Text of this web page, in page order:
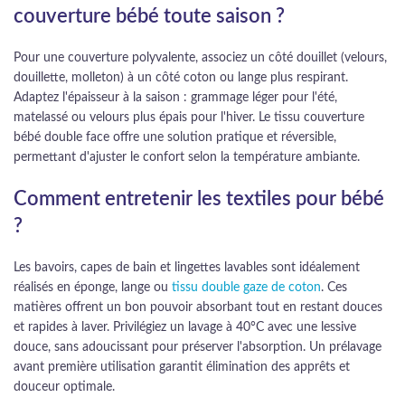
couverture bébé toute saison ?
Pour une couverture polyvalente, associez un côté douillet (velours,
douillette, molleton) à un côté coton ou lange plus respirant.
Adaptez l'épaisseur à la saison : grammage léger pour l'été,
matelassé ou velours plus épais pour l'hiver. Le tissu couverture
bébé double face offre une solution pratique et réversible,
permettant d'ajuster le confort selon la température ambiante.
Comment entretenir les textiles pour bébé
?
Les bavoirs, capes de bain et lingettes lavables sont idéalement
réalisés en éponge, lange ou tissu double gaze de coton. Ces
matières offrent un bon pouvoir absorbant tout en restant douces
et rapides à laver. Privilégiez un lavage à 40°C avec une lessive
douce, sans adoucissant pour préserver l'absorption. Un prélavage
avant première utilisation garantit élimination des apprêts et
douceur optimale.